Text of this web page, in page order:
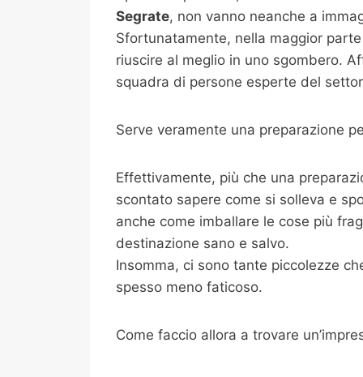
Segrate, non vanno neanche a
Sfortunatamente, nella maggior
riuscire al meglio in uno sgombero.
squadra di persone esperte del
Serve veramente una preparazione
Effettivamente, più che una
scontato sapere come si solleva e
anche come imballare le cose più
destinazione sano e salvo.
Insomma, ci sono tante piccolezze
spesso meno faticoso.
Come faccio allora a trovare